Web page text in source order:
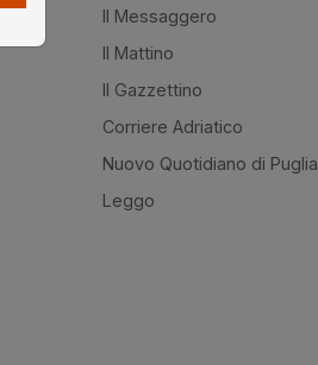
Il Messaggero
Il Mattino
Il Gazzettino
Corriere Adriatico
Nuovo Quotidiano di Puglia
Leggo